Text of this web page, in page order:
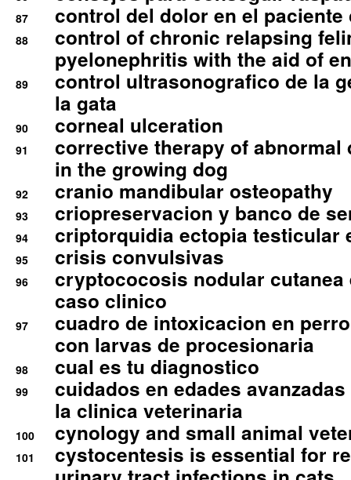
87 control del dolor en el
88
control of chronic relapsing
pyelonephritis with the aid of
89
control ultrasonografico de la
la gata
90 corneal ulceration
91
corrective therapy of abnormal
in the growing dog
92 cranio mandibular osteopathy
93 criopreservacion y banco de
94 criptorquidia ectopia testicular
95 crisis convulsivas
96
cryptococosis nodular cutanea
caso clinico
97
cuadro de intoxicacion en
con larvas de procesionaria
98 cual es tu diagnostico
99
cuidados en edades
la clinica veterinaria
100 cynology and small animal
101
cystocentesis is essential for